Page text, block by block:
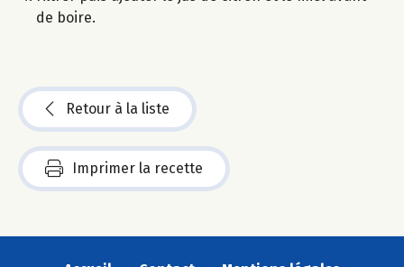
de boire.
Retour à la liste
Imprimer la recette